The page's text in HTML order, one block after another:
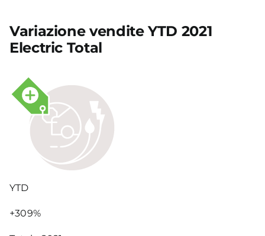
Variazione vendite YTD 2021
Electric Total
YTD
+309%